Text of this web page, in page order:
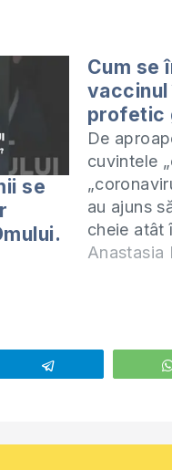
se
Cum se
vaccinul
profetic
De
cuvintele
au ajuns
cheie atât
cât și în
stârnit
Anastasia